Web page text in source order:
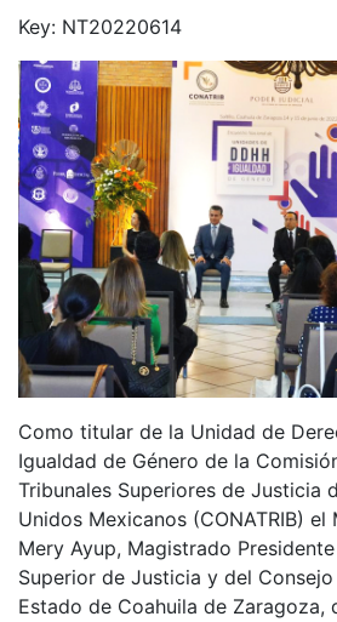
Key: NT20220614
Como titular de la Unidad de
Igualdad de Género de la
Tribunales Superiores de Justicia
Unidos Mexicanos (CONATRIB)
Mery Ayup, Magistrado
Superior de Justicia y del
Estado de Coahuila de Zaragoza,